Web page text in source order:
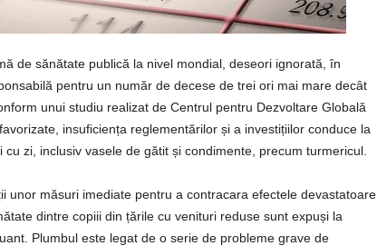
de sănătate publică la nivel mondial, deseori ignorată, în
pentru un număr de decese de trei ori mai mare decât
unui studiu realizat de Centrul pentru Dezvoltare Globală
insuficiența reglementărilor și a investițiilor conduce la
zi, inclusiv vasele de gătit și condimente, precum turmericul.
unor măsuri imediate pentru a contracara efectele devastatoare
dintre copiii din țările cu venituri reduse sunt expuși la
Plumbul este legat de o serie de probleme grave de